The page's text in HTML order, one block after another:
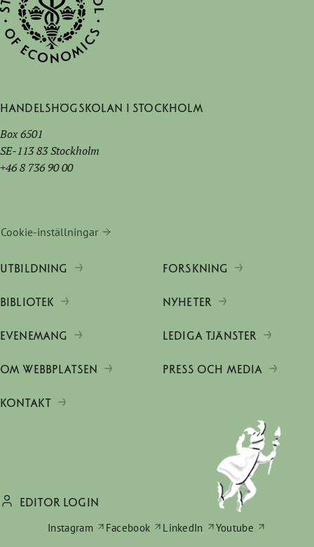
Handelshögskolan i Stockholm
Box 6501
SE-113 83 Stockholm
+46 8 736 90 00
Cookie-inställningar
UTBILDNING FORSKNING
BIBLIOTEK NYHETER
EVENEMANG LEDIGA TJÄNSTER
OM WEBBPLATSEN PRESS OCH MEDIA
KONTAKT
EDITOR LOGIN
Instagram
Facebook LinkedIn Youtube